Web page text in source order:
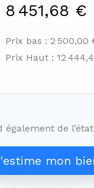
8 451,68 €
Prix bas : 2 500,00
Prix Haut : 12
également de
mon